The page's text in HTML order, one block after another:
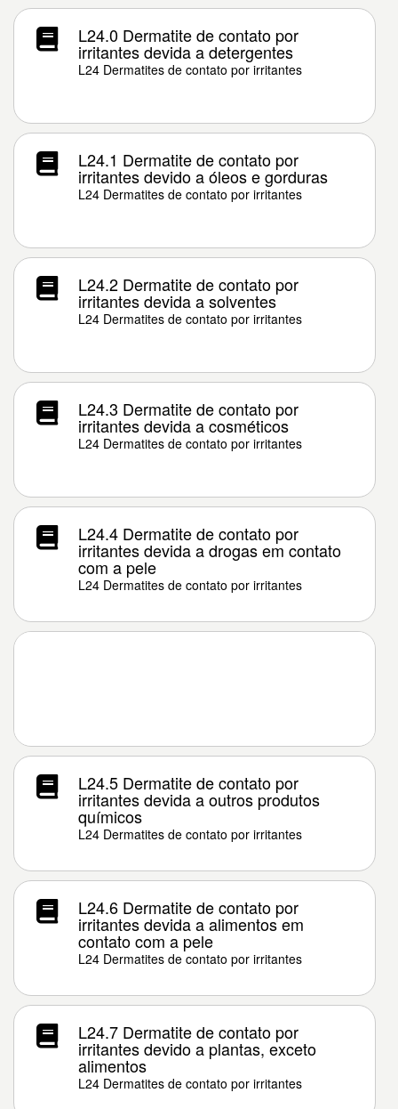
L24.0 Dermatite de contato por
irritantes devida a detergentes
L24 Dermatites de contato por irritantes
L24.1 Dermatite de contato por
irritantes devido a óleos e gorduras
L24 Dermatites de contato por irritantes
L24.2 Dermatite de contato por
irritantes devida a solventes
L24 Dermatites de contato por irritantes
L24.3 Dermatite de contato por
irritantes devida a cosméticos
L24 Dermatites de contato por irritantes
L24.4 Dermatite de contato por
irritantes devida a drogas em contato
com a pele
L24 Dermatites de contato por irritantes
L24.5 Dermatite de contato por
irritantes devida a outros produtos
químicos
L24 Dermatites de contato por irritantes
L24.6 Dermatite de contato por
irritantes devida a alimentos em
contato com a pele
L24 Dermatites de contato por irritantes
L24.7 Dermatite de contato por
irritantes devido a plantas, exceto
alimentos
L24 Dermatites de contato por irritantes